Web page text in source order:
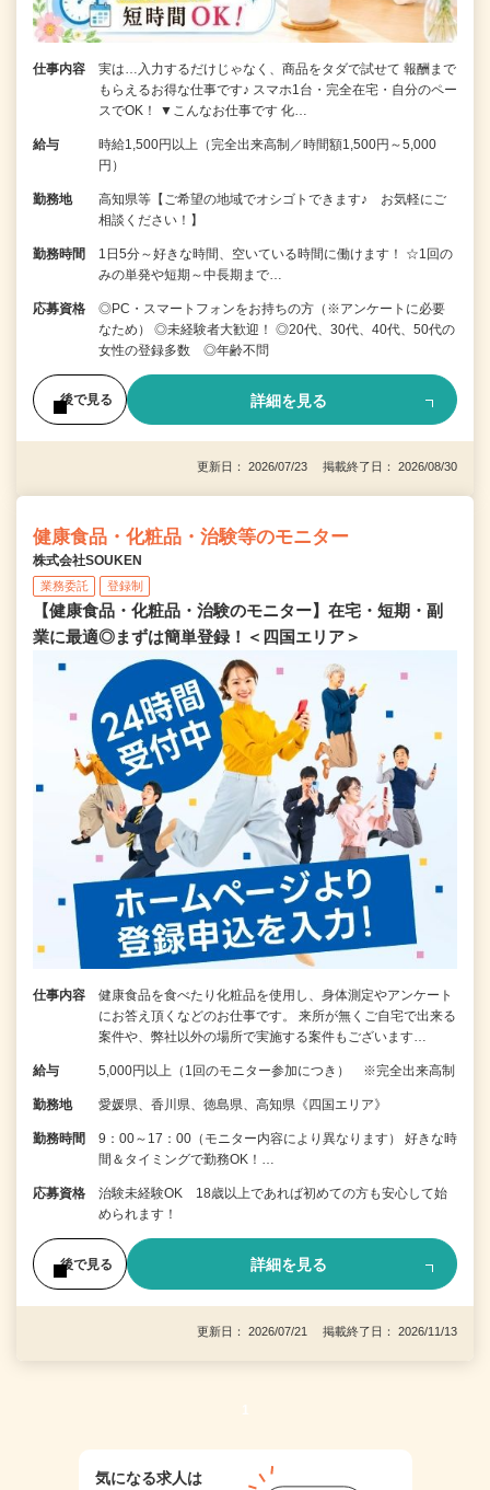
仕事内容
実は…入力するだけじゃなく、商品をタダで試せて 報酬まで
もらえるお得な仕事です♪ スマホ1台・完全在宅・自分のペー
スでOK！ ▼こんなお仕事です 化…
給与
時給1,500円以上（完全出来高制／時間額1,500円～5,000
円）
勤務地
高知県等【ご希望の地域でオシゴトできます♪ お気軽にご
相談ください！】
勤務時間
1日5分～好きな時間、空いている時間に働けます！ ☆1回の
みの単発や短期～中長期まで…
応募資格
◎PC・スマートフォンをお持ちの方（※アンケートに必要
なため） ◎未経験者大歓迎！ ◎20代、30代、40代、50代の
女性の登録多数 ◎年齢不問
後で見る 詳細を見る
更新日： 2026/07/23 掲載終了日： 2026/08/30
健康食品・化粧品・治験等のモニター
株式会社SOUKEN
業務委託 登録制
【健康食品・化粧品・治験のモニター】在宅・短期・副
業に最適◎まずは簡単登録！＜四国エリア＞
仕事内容
健康食品を食べたり化粧品を使用し、身体測定やアンケート
にお答え頂くなどのお仕事です。 来所が無くご自宅で出来る
案件や、弊社以外の場所で実施する案件もございます…
給与 5,000円以上（1回のモニター参加につき） ※完全出来高制
勤務地 愛媛県、香川県、徳島県、高知県《四国エリア》
勤務時間
9：00～17：00（モニター内容により異なります） 好きな時
間＆タイミングで勤務OK！…
応募資格
治験未経験OK 18歳以上であれば初めての方も安心して始
められます！
後で見る 詳細を見る
更新日： 2026/07/21 掲載終了日： 2026/11/13
1
気になる求人は